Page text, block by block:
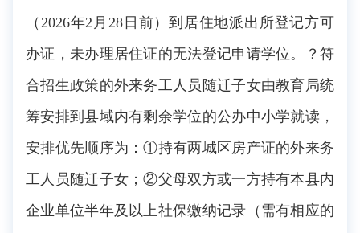
（2026年2月28日前）到居住地派出所登记方可
办证，未办理居住证的无法登记申请学位。？符
合招生政策的外来务工人员随迁子女由教育局统
筹安排到县域内有剩余学位的公办中小学就读，
安排优先顺序为：①持有两城区房产证的外来务
工人员随迁子女；②父母双方或一方持有本县内
企业单位半年及以上社保缴纳记录（需有相应的